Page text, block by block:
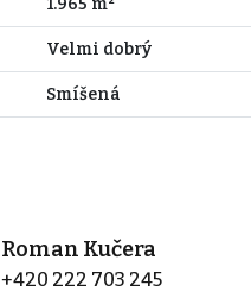
1.965 m²
Velmi dobrý
Smíšená
Roman Kučera
+420 222 703 245